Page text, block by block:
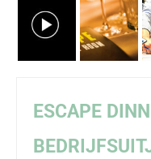
ESCAPE